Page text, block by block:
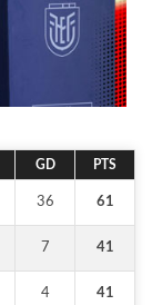
GD PTS
36 61
7 41
4 41